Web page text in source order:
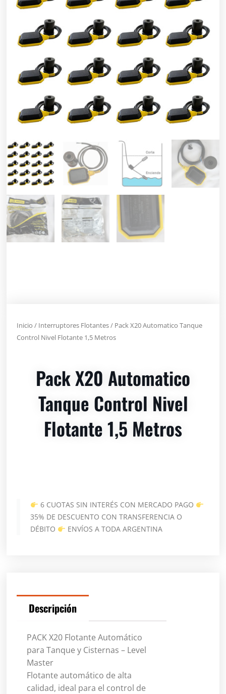
Inicio / Interruptores Flotantes/ Pack X20 Automatico Tanque
Control Nivel Flotante 1,5 Metros
Pack X20 Automatico
Tanque Control Nivel
Flotante 1,5 Metros
6 CUOTAS SIN INTERÉS CON MERCADO PAGO
35% DE DESCUENTO CON TRANSFERENCIA O
DÉBITO
ENVÍOS A TODA ARGENTINA
Descripción
PACK X20 Flotante Automático
para Tanque y Cisternas – Level
Master
Flotante automático de alta
calidad, ideal para el control de